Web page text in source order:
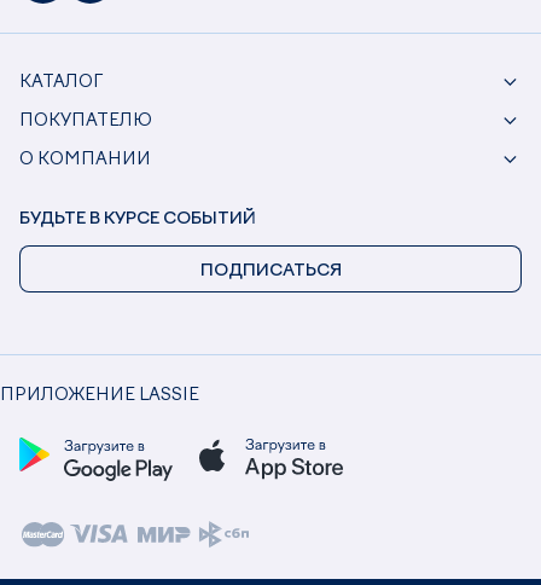
КАТАЛОГ
ПОКУПАТЕЛЮ
О КОМПАНИИ
ПРИЛОЖЕНИЕ LASSIE
БУДЬТЕ В КУРСЕ СОБЫТИЙ
ПОДПИСАТЬСЯ